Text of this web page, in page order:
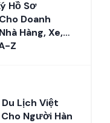
Hồ Sơ
Doanh
Hàng, Xe,…
Z
Lịch Việt
Người Hàn